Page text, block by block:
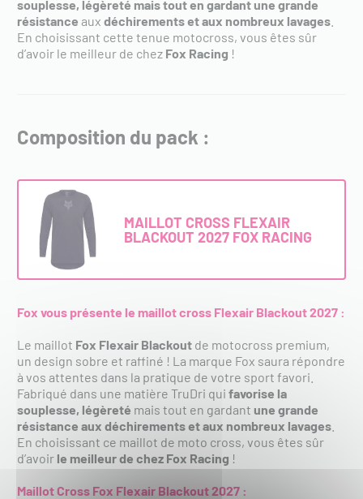
souplesse, légèreté mais tout en gardant une grande
résistance auxdéchirements et aux nombreux lavages
En choisissant cette tenue motocross, vous êtes sûr
d’avoir le meilleur de chez Fox Racing !
Composition du pack :
MAILLOT CROSS FLEXAIR
BLACKOUT 2027 FOX RACING
Fox vous présente le maillot cross Flexair Blackout 2027 :
Le maillot Fox Flexair Blackout de motocross premium,
un design sobre et raffiné ! La marque Fox saura répondre
à vos attentes dans la pratique de votre sport favori.
Fabriqué dans une matière TruDri quifavorise la
souplesse, légèreté mais tout en gardantune grande
résistance aux déchirements et aux nombreux lavages
En choisissant ce maillot de moto cross, vous êtes sûr
d’avoir le meilleur de chez Fox Racing !
Maillot Cross Fox Flexair Blackout 2027 :